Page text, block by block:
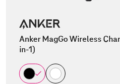
Anker MagGo Wireless
in-1)